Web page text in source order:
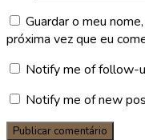
Guardar o meu
próxima vez que eu
Notify me of follow-
Notify me of new